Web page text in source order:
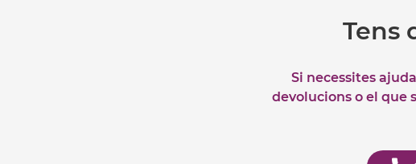
Tens
Si necessites
devolucions o el que